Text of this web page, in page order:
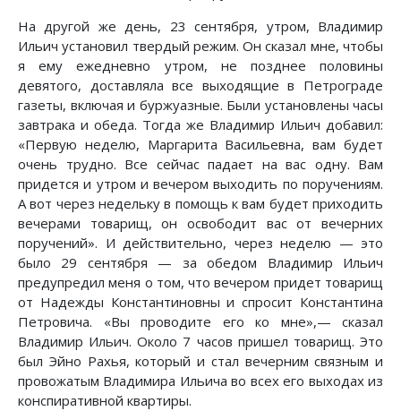
На другой же день, 23 сентября, утром, Владимир
Ильич установил твердый режим. Он сказал мне, чтобы
я ему ежедневно утром, не позднее половины
девятого, доставляла все выходящие в Петрограде
газеты, включая и буржуазные. Были установлены часы
завтрака и обеда. Тогда же Владимир Ильич добавил:
«Первую неделю, Маргарита Васильевна, вам будет
очень трудно. Все сейчас падает на вас одну. Вам
придется и утром и вечером выходить по поручениям.
А вот через недельку в помощь к вам будет приходить
вечерами товарищ, он освободит вас от вечерних
поручений». И действительно, через неделю — это
было 29 сентября — за обедом Владимир Ильич
предупредил меня о том, что вечером придет товарищ
от Надежды Константиновны и спросит Константина
Петровича. «Вы проводите его ко мне»,— сказал
Владимир Ильич. Около 7 часов пришел товарищ. Это
был Эйно Рахья, который и стал вечерним связным и
провожатым Владимира Ильича во всех его выходах из
конспиративной квартиры.